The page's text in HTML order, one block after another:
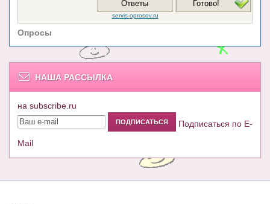
Опросы
НАША РАССЫЛКА
на subscribe.ru
Подписаться по E-
Mail